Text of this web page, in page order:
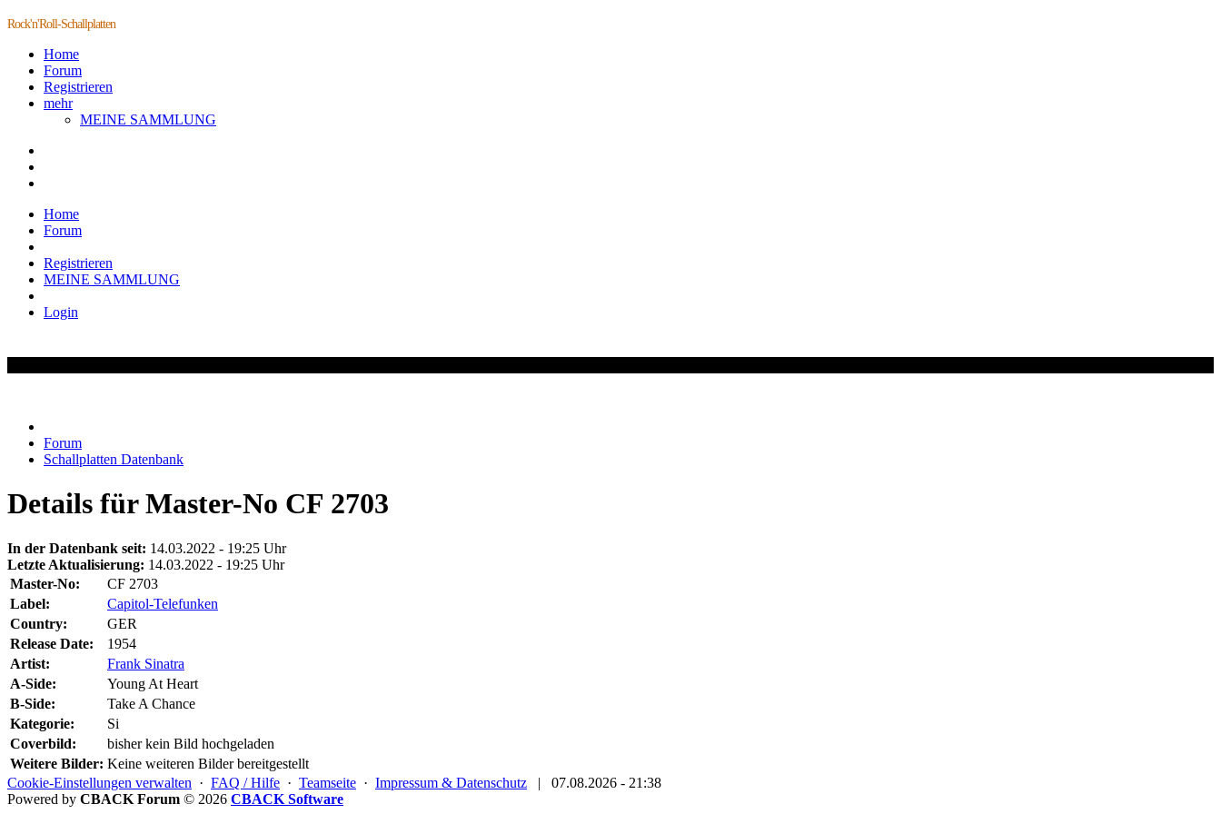
Rock'n'Roll-Schallplatten
Home
Forum
Registrieren
mehr
MEINE SAMMLUNG
Home
Forum
Registrieren
MEINE SAMMLUNG
Login
Forum
Schallplatten Datenbank
Details für Master-No CF 2703
In der Datenbank seit: 14.03.2022 - 19:25 Uhr
Letzte Aktualisierung: 14.03.2022 - 19:25 Uhr
Master-No:
CF 2703
Label:
Capitol-Telefunken
Country:
GER
Release Date:
1954
Artist:
Frank Sinatra
A-Side:
Young At Heart
B-Side:
Take A Chance
Kategorie:
Si
Coverbild:
bisher kein Bild hochgeladen
Weitere Bilder: Keine weiteren Bilder bereitgestellt
Cookie-Einstellungen verwalten · FAQ / Hilfe · Teamseite · Impressum & Datenschutz |
07.08.2026 - 21:38
Powered by CBACK Forum © 2026 CBACK Software